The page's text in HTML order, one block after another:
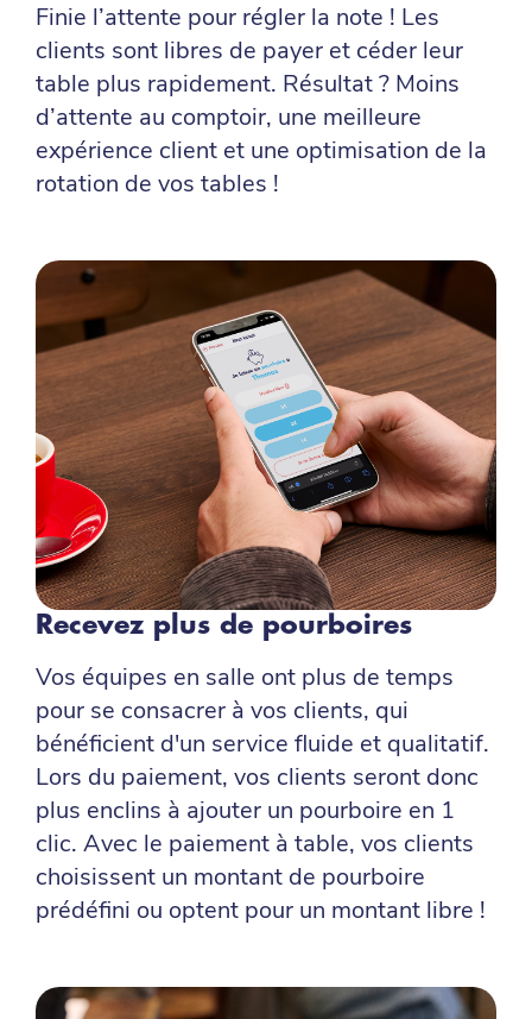
Finie l’attente pour régler la note ! Les
clients sont libres de payer et céder leur
table plus rapidement. Résultat ? Moins
d’attente au comptoir, une meilleure
expérience client et une optimisation de la
rotation de vos tables !
Recevez plus de pourboires
Vos équipes en salle ont plus de temps
pour se consacrer à vos clients, qui
bénéficient d'un service fluide et qualitatif.
Lors du paiement, vos clients seront donc
plus enclins à ajouter un pourboire en 1
clic. Avec le paiement à table, vos clients
choisissent un montant de pourboire
prédéfini ou optent pour un montant libre !